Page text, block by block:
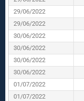
29/06/2022
29/06/2022
30/06/2022
30/06/2022
30/06/2022
30/06/2022
01/07/2022
01/07/2022